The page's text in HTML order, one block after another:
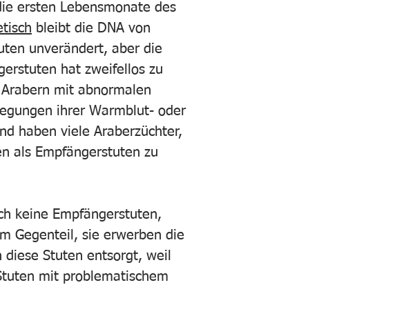
ersten Lebensmonate des
bleibt die DNA von
unverändert, aber die
hat zweifellos zu
mit abnormalen
ihrer Warmblut- oder
haben viele Araberzüchter,
als Empfängerstuten zu
keine Empfängerstuten,
Gegenteil, sie erwerben die
Stuten entsorgt, weil
mit problematischem